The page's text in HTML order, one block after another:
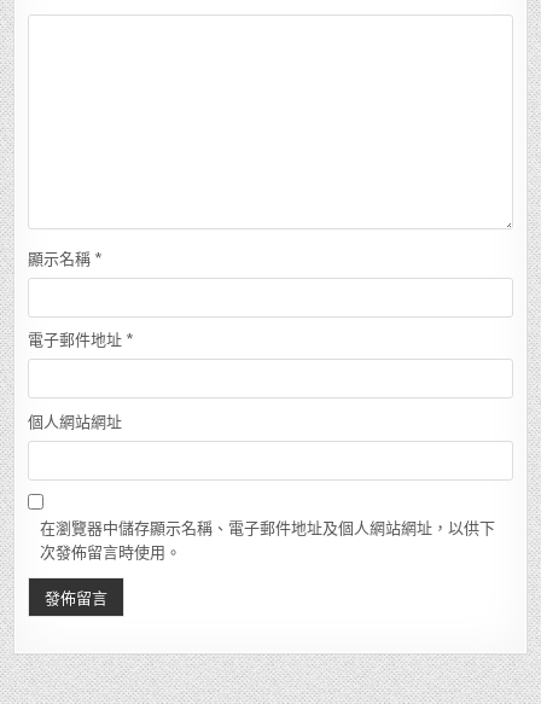
顯示名稱 *
電子郵件地址 *
個人網站網址
在瀏覽器中儲存顯示名稱、電子郵件地址及個人網站網址，以供下
次發佈留言時使用。